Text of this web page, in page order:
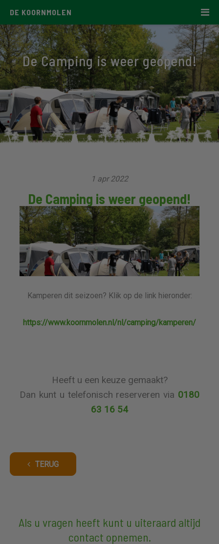
DE KOORNMOLEN
De Camping is weer geopend!
1 apr 2022
De Camping is weer geopend!
Kamperen dit seizoen? Klik op de link hieronder:
https://www.koornmolen.nl/nl/camping/kamperen/
Heeft u een keuze gemaakt?
Dan kunt u telefonisch reserveren via 0180
63 16 54
TERUG
Als u vragen heeft kunt u uiteraard altijd
contact opnemen.